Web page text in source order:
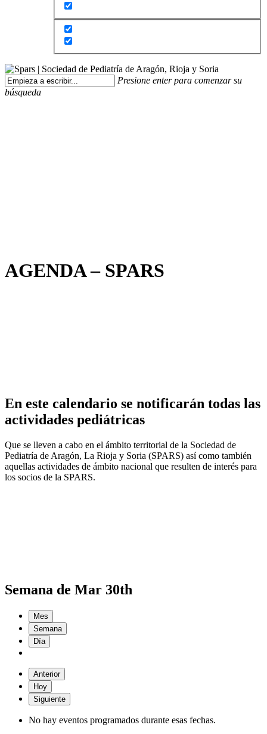
Presione enter para comenzar su
búsqueda
AGENDA – SPARS
En este calendario se notificarán todas las
actividades pediátricas
Que se lleven a cabo en el ámbito territorial de la Sociedad de
Pediatría de Aragón, La Rioja y Soria (SPARS) así como también
aquellas actividades de ámbito nacional que resulten de interés para
los socios de la SPARS.
Semana de Mar 30th
Mes
Semana
Día
Anterior
Hoy
Siguiente
No hay eventos programados durante esas fechas.